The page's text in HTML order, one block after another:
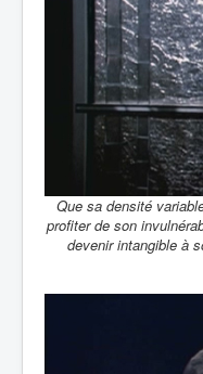
Que sa densité
profiter de son
devenir intangible à